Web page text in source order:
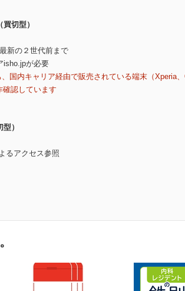
切型）
新の２世代前まで
isho.jpが必要
国内キャリア経由で販売されている端末（Xperia、
確認しています
）
るアクセス参照